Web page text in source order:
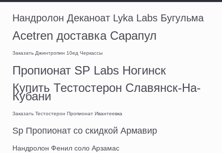
Нандролон Деканоат Lyka Labs Бугульма
Acetren доставка Сарапул
Заказать Джинтропин 10ед Черкассы
Пропионат SP Labs Ногинск
Купить Тестостерон Славянск-На-
Кубани
Заказать Тестостерон Пропионат Ивантеевка
Sp Пропионат со скидкой Армавир
Нандролон Фенил соло Арзамас